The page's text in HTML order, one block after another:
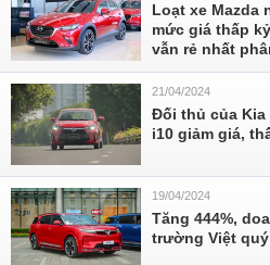
Loạt xe Mazda
mức giá thấp
vẫn rẻ nhất
21/04/2024
Đối thủ của Kia
i10 giảm giá,
19/04/2024
Tăng 444%,
trường Việt